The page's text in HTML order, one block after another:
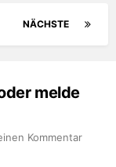
NÄCHSTE
melde
Kommentar